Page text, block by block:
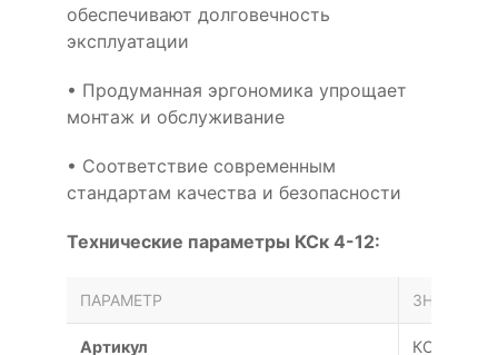
обеспечивают долговечность
эксплуатации
• Продуманная эргономика упрощает
монтаж и обслуживание
• Соответствие современным
стандартам качества и безопасности
Технические параметры КСк 4-12:
ПАРАМЕТР ЗНАЧЕНИЕ
Артикул КСк 4-12